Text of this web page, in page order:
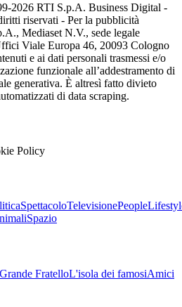
2026 RTI S.p.A. Business Digital -
riservati - Per la pubblicità
Mediaset N.V., sede legale
Viale Europa 46, 20093 Cologno
e ai dati personali trasmessi e/o
funzionale all’addestramento di
generativa. È altresì fatto divieto
di data scraping.
Policy
SpettacoloTelevisionePeople
Spazio
Grande FratelloL'isola dei famosiAmici